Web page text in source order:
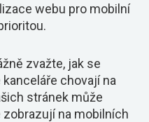
webu pro mobilní
zvažte, jak se
chovají na
stránek může
na mobilních